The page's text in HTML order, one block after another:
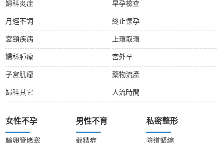
婦科炎症
月經不調
宮頸疾病
婦科腫瘤
子宮肌瘤
婦科其它
早孕檢查
終止懷孕
上環取環
宮外孕
藥物流產
人流時間
女性不孕
輸卵管堵塞
男性不育
弱精症
私密整形
陰道緊縮